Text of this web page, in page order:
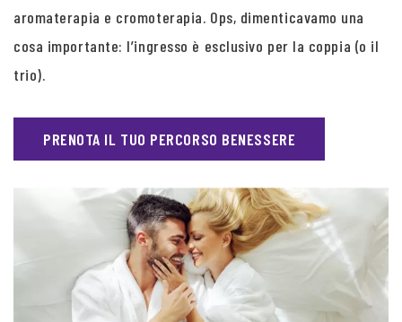
aromaterapia e cromoterapia. Ops, dimenticavamo una
cosa importante: l’ingresso è esclusivo per la coppia (o il
trio).
PRENOTA IL TUO PERCORSO BENESSERE